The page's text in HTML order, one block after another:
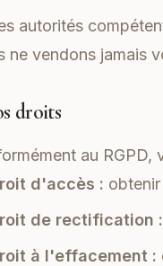
autorités
ne vendons jamais
droits
au
d'accès :
de rectification :
à l'effacement :